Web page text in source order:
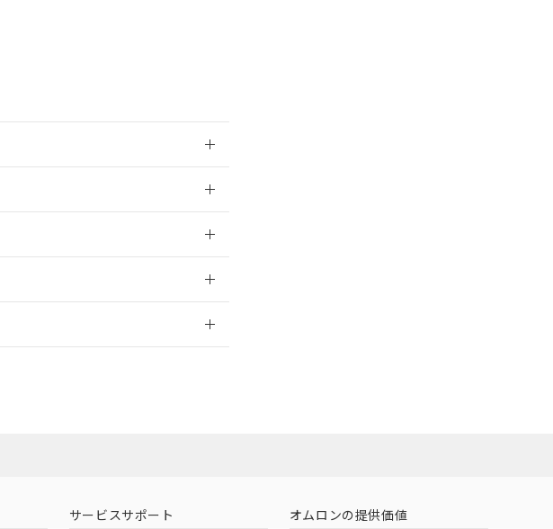
サービスサポート オムロンの提供価値